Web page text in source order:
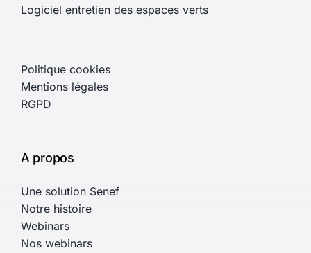
Logiciel entretien des espaces verts
Politique cookies
Mentions légales
RGPD
A propos
Une solution Senef
Notre histoire
Webinars
Nos webinars